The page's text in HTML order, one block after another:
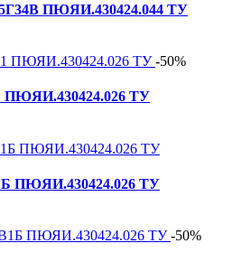
ПЮЯИ.430424.044 ТУ
-50%
ТУ
ПЮЯИ.430424.026 ТУ
-50%